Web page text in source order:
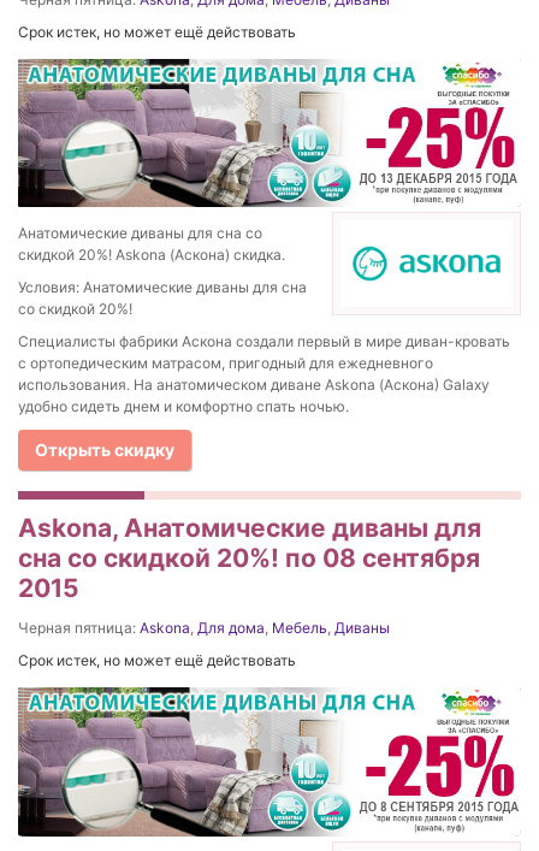
Срок истек, но может ещё действовать
Анатомические диваны для сна со
скидкой 20%! Askona (Аскона) скидка.
Условия: Анатомические диваны для сна
со скидкой 20%!
Специалисты фабрики Аскона создали первый в мире диван-кровать
с ортопедическим матрасом, пригодный для ежедневного
использования. На анатомическом диване Askona (Аскона) Galaxy
удобно сидеть днем и комфортно спать ночью.
Открыть скидку
Askona, Анатомические диваны для
сна со скидкой 20%! по 08 сентября
2015
Черная пятница: Askona, Для дома, Мебель, Диваны
Срок истек, но может ещё действовать